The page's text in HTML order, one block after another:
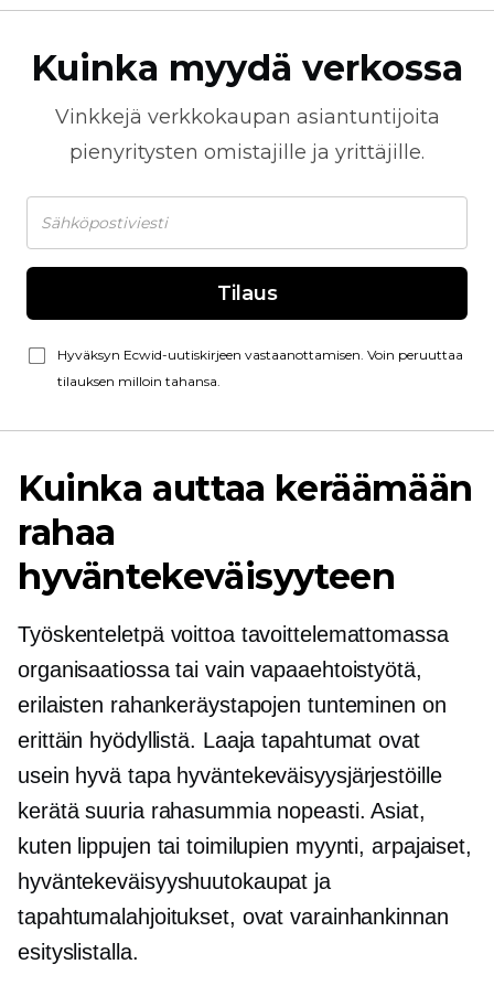
Kuinka myydä verkossa
Vinkkejä verkkokaupan asiantuntijoita
pienyritysten omistajille ja yrittäjille.
Tilaus
Hyväksyn Ecwid-uutiskirjeen vastaanottamisen. Voin peruuttaa
tilauksen milloin tahansa.
Kuinka auttaa keräämään
rahaa
hyväntekeväisyyteen
Työskenteletpä voittoa tavoittelemattomassa
organisaatiossa tai vain vapaaehtoistyötä,
erilaisten rahankeräystapojen tunteminen on
erittäin hyödyllistä. Laaja tapahtumat ovat
usein hyvä tapa hyväntekeväisyysjärjestöille
kerätä suuria rahasummia nopeasti. Asiat,
kuten lippujen tai toimilupien myynti, arpajaiset,
hyväntekeväisyyshuutokaupat ja
tapahtumalahjoitukset, ovat varainhankinnan
esityslistalla.